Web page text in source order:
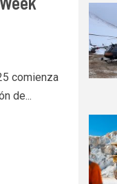
comienza
de...
5
6